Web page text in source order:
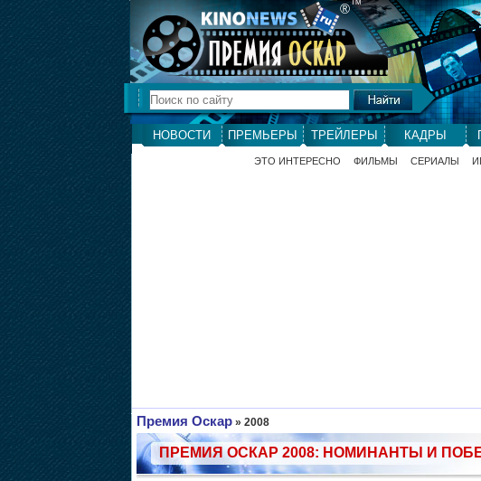
®ТМ
НОВОСТИ ПРЕМЬЕРЫ ТРЕЙЛЕРЫ КАДРЫ
ЭТО ИНТЕРЕСНО ФИЛЬМЫ СЕРИАЛЫ
Премия Оскар» 2008
ПРЕМИЯ ОСКАР 2008: НОМИНАНТЫ И